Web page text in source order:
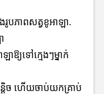
រូបភាពសត្វខូអាឡា.
ាឱ្យទៅក្មេងៗម្នាក់
តិច ហើយចាប់យកគ្រាប់